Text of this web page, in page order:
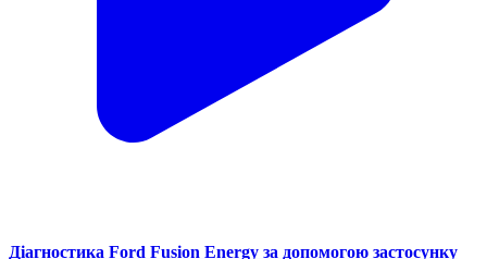
Діагностика Ford Fusion Energy за допомогою застосунку